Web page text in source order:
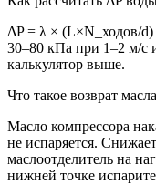
ΔP = λ × (L×N_ходов/
30–80 кПа при 1–2 м/с
калькулятор выше.
Что такое возврат
Масло компрессора
не испаряется.
маслоотделитель на
нижней точке